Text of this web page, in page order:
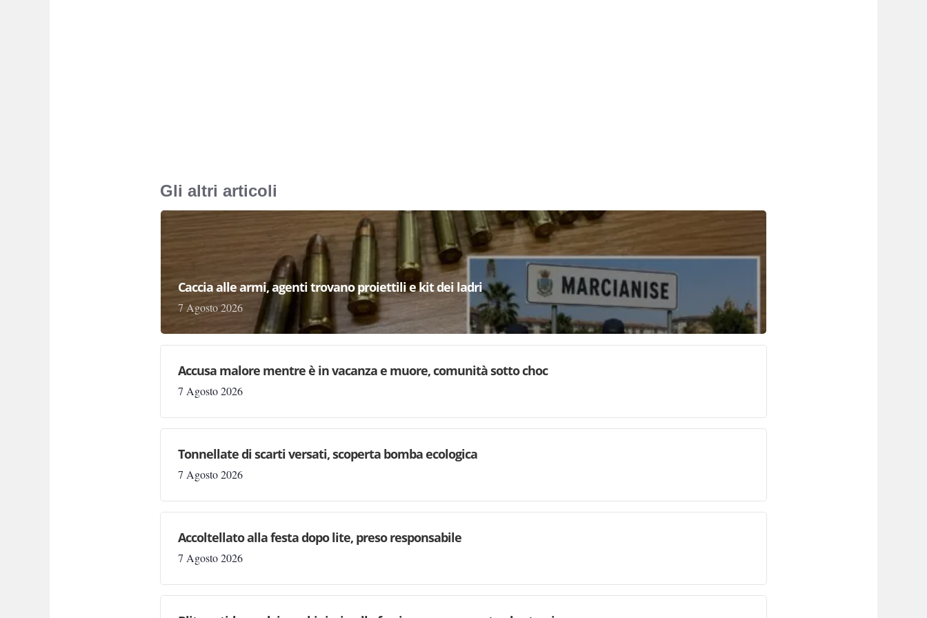
Gli altri articoli
Caccia alle armi, agenti trovano proiettili e kit dei ladri
7 Agosto 2026
Accusa malore mentre è in vacanza e muore, comunità sotto choc
7 Agosto 2026
Tonnellate di scarti versati, scoperta bomba ecologica
7 Agosto 2026
Accoltellato alla festa dopo lite, preso responsabile
7 Agosto 2026